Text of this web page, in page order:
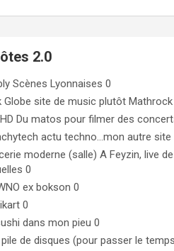
2.0
Scènes Lyonnaises 0
Globe site de music plutôt Mathrock
Du matos pour filmer des
actu techno…mon autre site
moderne (salle) A Feyzin, live
0
ex bokson 0
0
dans mon pieu 0
pile de disques (pour passer le